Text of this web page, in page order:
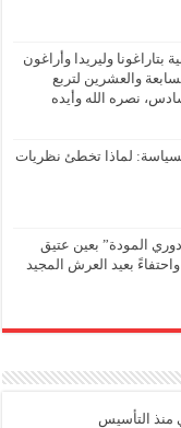
بتاراغونا وليريدا وأراغون
والعشرين لتربع
نصره الله وأيده
لماذا تخطئ نظريات
المودة” بعين عتيق
بعيد العرش المجيد
منذ التأسيس